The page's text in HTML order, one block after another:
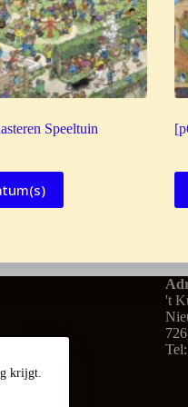
krijgt.
Speeltuin
't